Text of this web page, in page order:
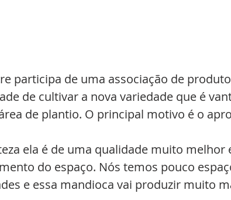
participa de uma associação de
de cultivar a nova variedade que é
de plantio. O principal motivo é o
ela é de uma qualidade muito melhor
do espaço. Nós temos pouco
e essa mandioca vai produzir muito